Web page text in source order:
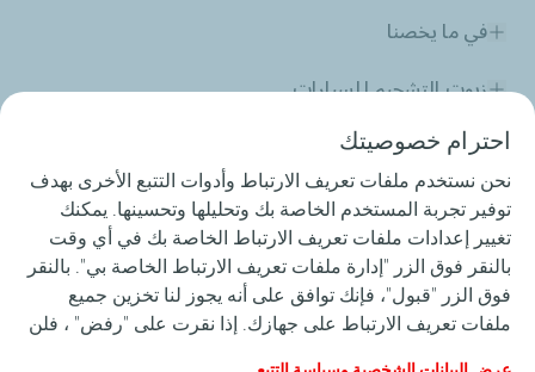
في ما يخصنا
زيوت التشحيم للسيارات
زيوت التشحيم للصناعة
المنافسات
الزفت
خدماتنا
احترام خصوصيتك
نحن نستخدم ملفات تعريف الارتباط وأدوات التتبع الأخرى بهدف
توفير تجربة المستخدم الخاصة بك وتحليلها وتحسينها. يمكنك
تغيير إعدادات ملفات تعريف الارتباط الخاصة بك في أي وقت
بالنقر فوق الزر "إدارة ملفات تعريف الارتباط الخاصة بي". بالنقر
فوق الزر "قبول"، فإنك توافق على أنه يجوز لنا تخزين جميع
ملفات تعريف الارتباط على جهازك. إذا نقرت على "رفض" ، فلن